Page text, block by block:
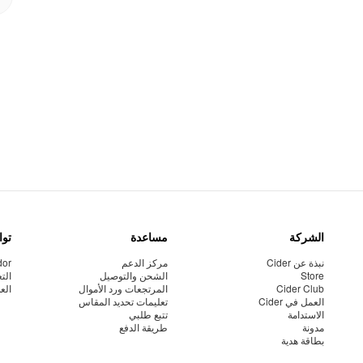
الشركة
نبذة عن Cider
Store
Cider Club
العمل في Cider
الاستدامة
مدونة
بطاقة هدية
مساعدة
مركز الدعم
الشحن والتوصيل
المرتجعات ورد الأموال
تعليمات تحديد المقاس
تتبع طلبي
طريقة الدفع